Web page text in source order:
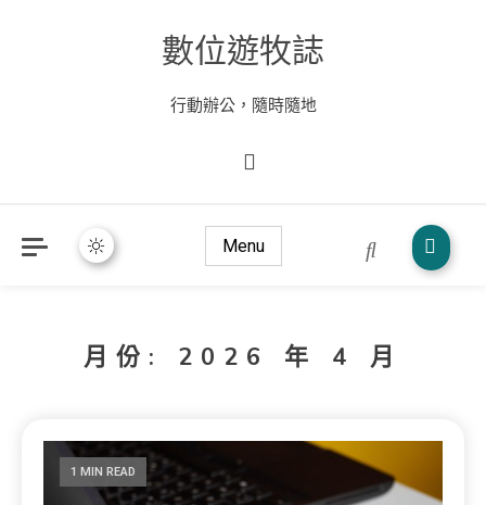
數位遊牧誌
行動辦公，隨時隨地
Menu
月份: 2026 年 4 月
1 MIN READ